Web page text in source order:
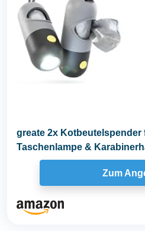
greate 2x Kotbeutelspender
Taschenlampe &
Kotbeutelspender für...
Zum